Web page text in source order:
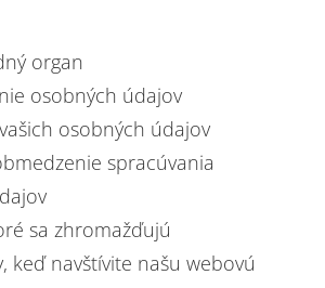
organ
osobných údajov
osobných údajov
spracúvania
sa zhromažďujú
keď navštívite našu webovú